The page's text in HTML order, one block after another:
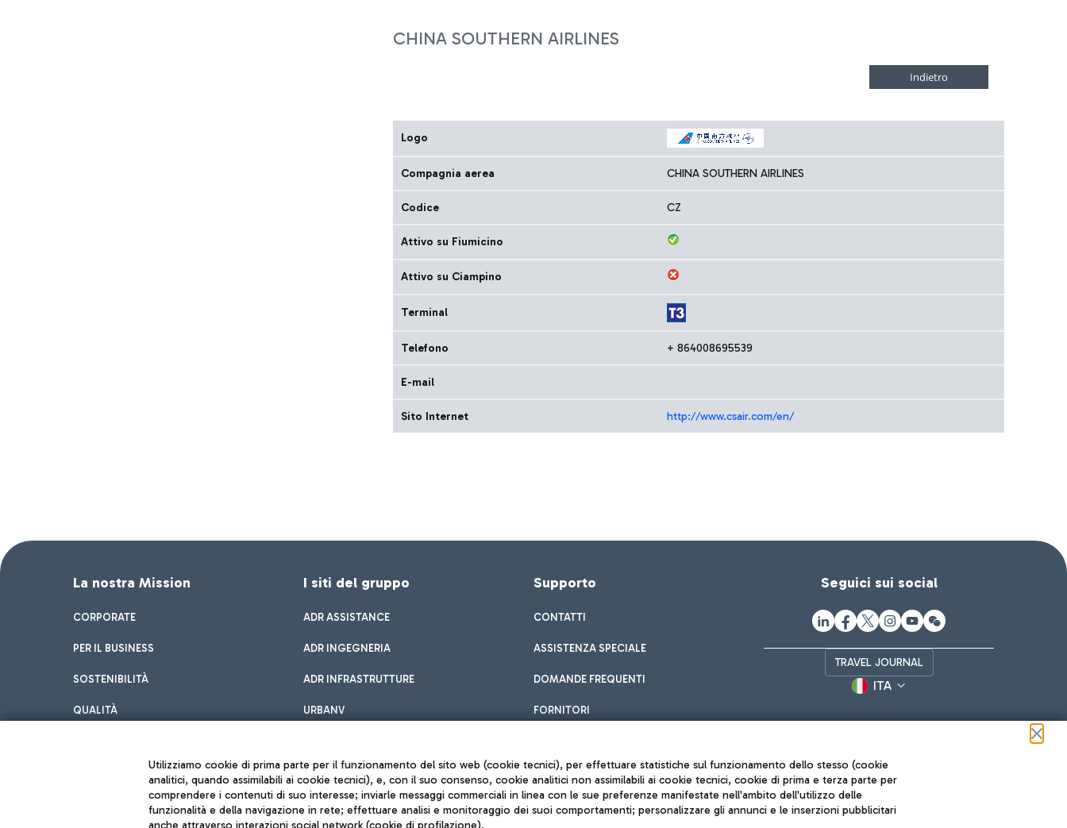
CHINA SOUTHERN AIRLINES
Logo
Compagnia aerea CHINA SOUTHERN AIRLINES
Codice CZ
Attivo su Fiumicino
Attivo su Ciampino
Terminal
Telefono + 864008695539
E-mail
Sito Internet http://www.csair.com/en/
La nostra Mission
CORPORATE
PER IL BUSINESS
SOSTENIBILITÀ
QUALITÀ
I siti del gruppo
ADR ASSISTANCE
ADR INGEGNERIA
ADR INFRASTRUTTURE
URBANV
Supporto
CONTATTI
ASSISTENZA SPECIALE
DOMANDE FREQUENTI
FORNITORI
Seguici sui social
TRAVEL JOURNAL
ITA
Utilizziamo cookie di prima parte per il funzionamento del sito web (cookie tecnici), per effettuare statistiche sul funzionamento dello stesso (cookie
analitici, quando assimilabili ai cookie tecnici), e, con il suo consenso, cookie analitici non assimilabili ai cookie tecnici, cookie di prima e terza parte per
comprendere i contenuti di suo interesse; inviarle messaggi commerciali in linea con le sue preferenze manifestate nell'ambito dell'utilizzo delle
funzionalità e della navigazione in rete; effettuare analisi e monitoraggio dei suoi comportamenti; personalizzare gli annunci e le inserzioni pubblicitari
anche attraverso interazioni social network (cookie di profilazione).